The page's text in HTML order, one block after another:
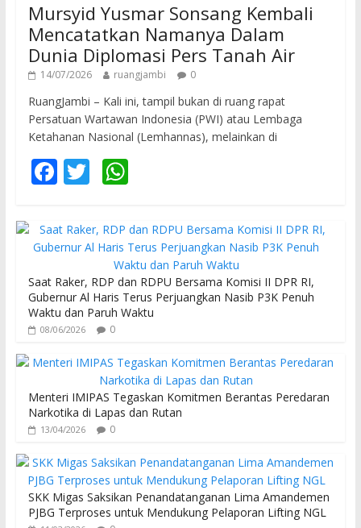
Mursyid Yusmar Sonsang Kembali
Mencatatkan Namanya Dalam
Dunia Diplomasi Pers Tanah Air
14/07/2026 ruangjambi 0
RuangJambi – Kali ini, tampil bukan di ruang rapat
Persatuan Wartawan Indonesia (PWI) atau Lembaga
Ketahanan Nasional (Lemhannas), melainkan di
F
e
b
o
o
k
T
itt
er
W
at
s
A
p
p
Saat Raker, RDP dan RDPU Bersama Komisi II DPR RI,
Gubernur Al Haris Terus Perjuangkan Nasib P3K Penuh
Waktu dan Paruh Waktu
08/06/2026 0
Menteri IMIPAS Tegaskan Komitmen Berantas Peredaran
Narkotika di Lapas dan Rutan
13/04/2026 0
SKK Migas Saksikan Penandatanganan Lima Amandemen
PJBG Terproses untuk Mendukung Pelaporan Lifting NGL